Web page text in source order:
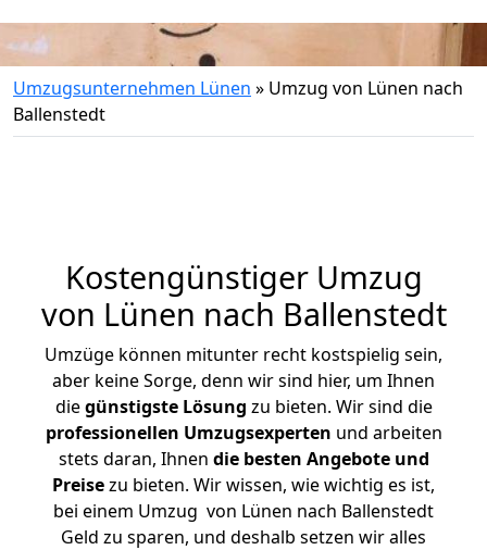
Umzugsunternehmen Lünen » Umzug von Lünen nach
Ballenstedt
Kostengünstiger Umzug
von Lünen nach Ballenstedt
Umzüge können mitunter recht kostspielig sein,
aber keine Sorge, denn wir sind hier, um Ihnen
diegünstigste Lösung zu bieten. Wir sind die
professionellen Umzugsexperten und arbeiten
stets daran, Ihnen die besten Angebote und
Preisezu bieten. Wir wissen, wie wichtig es ist,
bei einem Umzug von Lünen nach Ballenstedt
Geld zu sparen, und deshalb setzen wir alles